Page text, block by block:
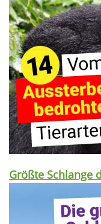
Größte Schlange